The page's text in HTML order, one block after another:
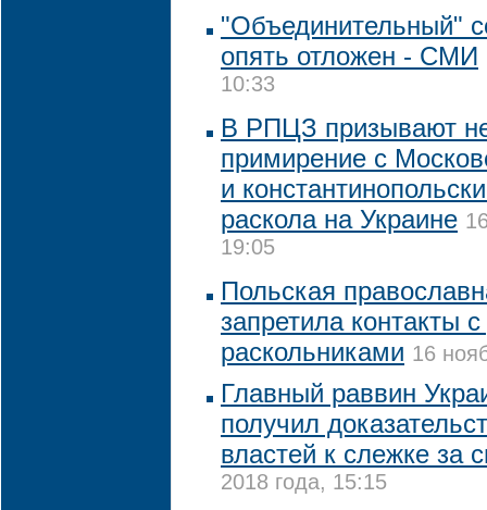
"Объединительный"
опять отложен - СМИ
10:33
В РПЦЗ призывают
примирение с
и
раскола на Украине
19:05
Польская
запретила контакты
раскольниками 16
Главный раввин
получил
властей к слежке за
2018 года, 15:15